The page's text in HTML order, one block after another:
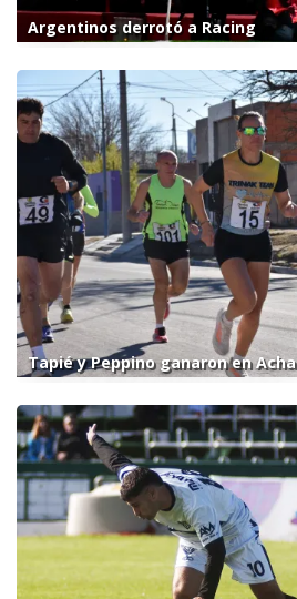
Argentinos derrotó a Racing
Tapié y Peppino ganaron en Acha